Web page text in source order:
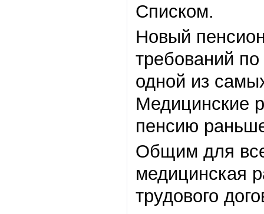
Списком.
Новый
требований
одной из
Медицинские
пенсию
Общим для
медицинская
трудового